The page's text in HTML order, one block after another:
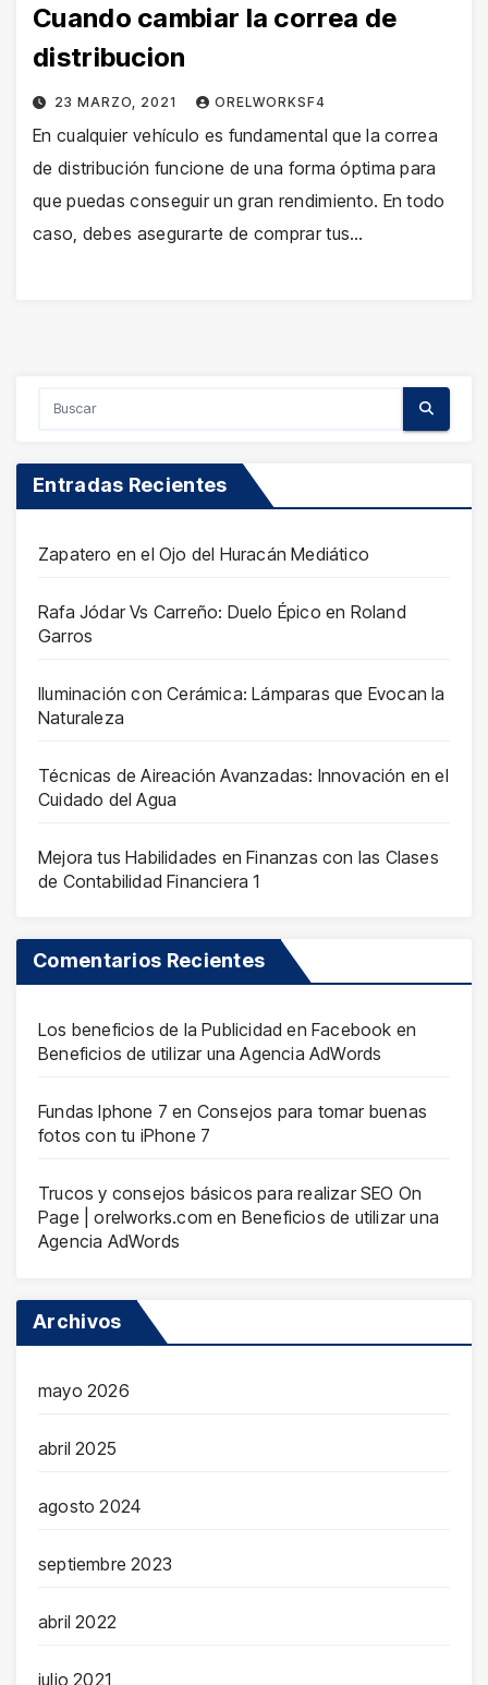
Cuando cambiar la correa de
distribucion
23 MARZO, 2021 ORELWORKSF4
En cualquier vehículo es fundamental que la correa
de distribución funcione de una forma óptima para
que puedas conseguir un gran rendimiento. En todo
caso, debes asegurarte de comprar tus…
Entradas Recientes
Zapatero en el Ojo del Huracán Mediático
Rafa Jódar Vs Carreño: Duelo Épico en Roland
Garros
Iluminación con Cerámica: Lámparas que Evocan la
Naturaleza
Técnicas de Aireación Avanzadas: Innovación en el
Cuidado del Agua
Mejora tus Habilidades en Finanzas con las Clases
de Contabilidad Financiera 1
Comentarios Recientes
Los beneficios de la Publicidad en Facebook en
Beneficios de utilizar una Agencia AdWords
Fundas Iphone 7 en Consejos para tomar buenas
fotos con tu iPhone 7
Trucos y consejos básicos para realizar SEO On
Page | orelworks.com en Beneficios de utilizar una
Agencia AdWords
Archivos
mayo 2026
abril 2025
agosto 2024
septiembre 2023
abril 2022
julio 2021